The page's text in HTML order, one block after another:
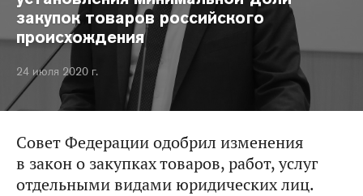
закупок товаров российского
происхождения
24 июля 2020 г.
Совет Федерации одобрил изменения
в закон о закупках товаров, работ, услуг
отдельными видами юридических лиц.